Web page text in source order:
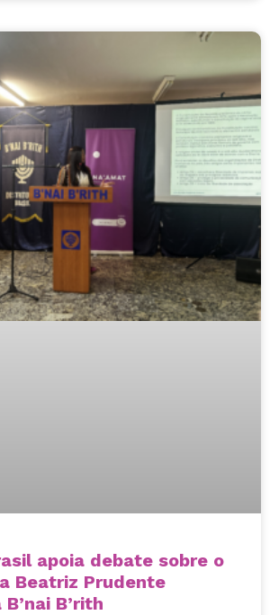
apoia debate sobre o
Beatriz Prudente
B’rith